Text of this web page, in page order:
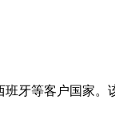
牙等客户国家